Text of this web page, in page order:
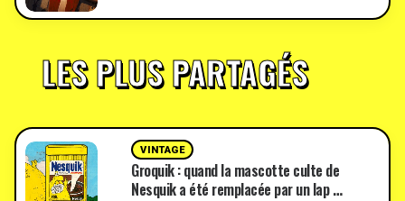
LES PLUS PARTAGÉS
VINTAGE
Groquik : quand la mascotte culte de
Nesquik a été remplacée par un lap …